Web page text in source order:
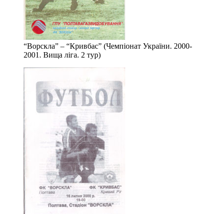
“Ворскла” – “Кривбас” (Чемпіонат України. 2000-
2001. Вища ліга. 2 тур)